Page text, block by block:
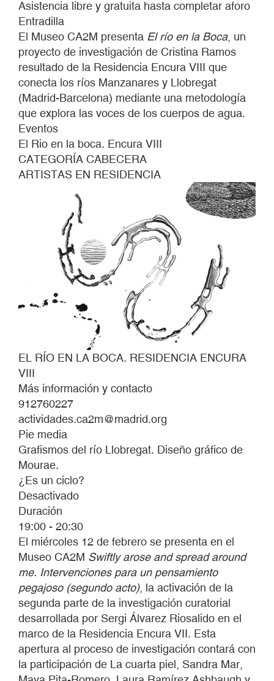
LA
BOCA.
RESIDENCIA
ENCURA
VIII
Asistencia libre y gratuita hasta completar aforo
Entradilla
El Museo CA2M presenta El río en la Boca, un
proyecto de investigación de Cristina Ramos
resultado de la Residencia Encura VIII que
conecta los ríos Manzanares y Llobregat
(Madrid-Barcelona) mediante una metodología
que explora las voces de los cuerpos de agua.
Eventos
El Rio en la boca. Encura VIII
CATEGORÍA CABECERA
ARTISTAS EN RESIDENCIA
EL RÍO EN LA BOCA. RESIDENCIA ENCURA
VIII
Más información y contacto
912760227
actividades.ca2m@madrid.org
Pie media
Grafismos del río Llobregat. Diseño gráfico de
Mourae.
¿Es un ciclo?
Desactivado
Duración
19:00 - 20:30
El miércoles 12 de febrero se presenta en el
Museo CA2M Swiftly arose and spread around
me. Intervenciones para un pensamiento
pegajoso (segundo acto), la activación de la
segunda parte de la investigación curatorial
desarrollada por Sergi Álvarez Riosalido en el
marco de la Residencia Encura VII. Esta
apertura al proceso de investigación contará con
la participación de La cuarta piel, Sandra Mar,